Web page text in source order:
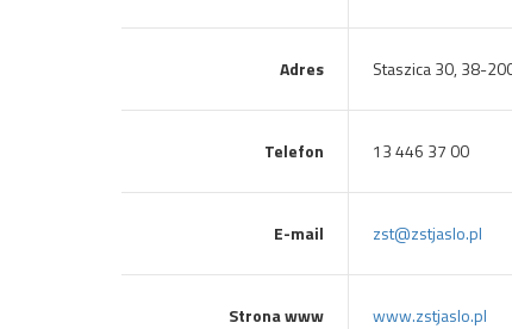
Adres Staszica 30, 38-
Telefon 13 446 37 00
E-mail zst@zstjaslo.pl
Strona www www.zstjaslo.pl